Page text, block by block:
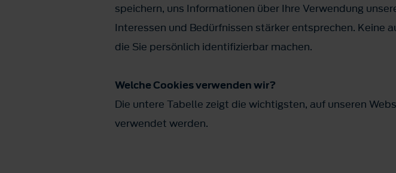
speichern, uns Informationen über Ihre Verwendung
Interessen und Bedürfnissen stärker entsprechen. Keine
die Sie persönlich identifizierbar machen.
Welche Cookies verwenden wir?
Die untere Tabelle zeigt die wichtigsten, auf unseren
verwendet werden.